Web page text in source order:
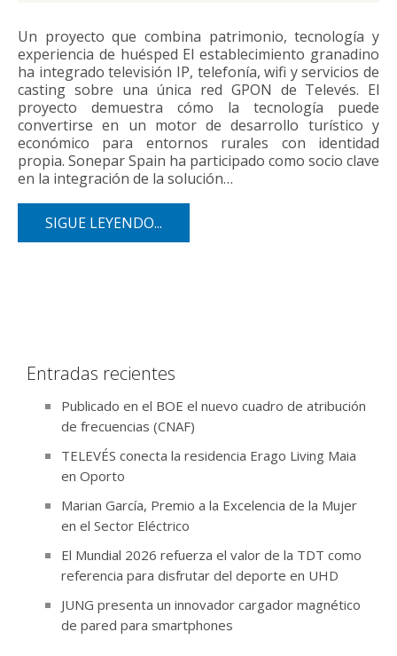
Un proyecto que combina patrimonio, tecnología y
experiencia de huésped El establecimiento granadino
ha integrado televisión IP, telefonía, wifi y servicios de
casting sobre una única red GPON de Televés. El
proyecto demuestra cómo la tecnología puede
convertirse en un motor de desarrollo turístico y
económico para entornos rurales con identidad
propia. Sonepar Spain ha participado como socio clave
en la integración de la solución…
SIGUE LEYENDO...
Entradas recientes
Publicado en el BOE el nuevo cuadro de atribución
de frecuencias (CNAF)
TELEVÉS conecta la residencia Erago Living Maia
en Oporto
Marian García, Premio a la Excelencia de la Mujer
en el Sector Eléctrico
El Mundial 2026 refuerza el valor de la TDT como
referencia para disfrutar del deporte en UHD
JUNG presenta un innovador cargador magnético
de pared para smartphones